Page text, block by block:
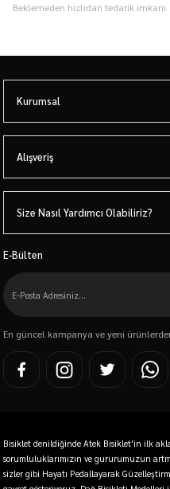
Beklemeden hızlıdan tedarik imkanı
Kurumsal
Alışveriş
Size Nasıl Yardımcı Olabiliriz?
E-Bülten
En güncel kampanya ve yeni
Bisiklet denildiğinde Atek Bisiklet'in ilk
sorumluluklarımızın ve gururumuzun
sizler gibi Hayatı Pedallayarak